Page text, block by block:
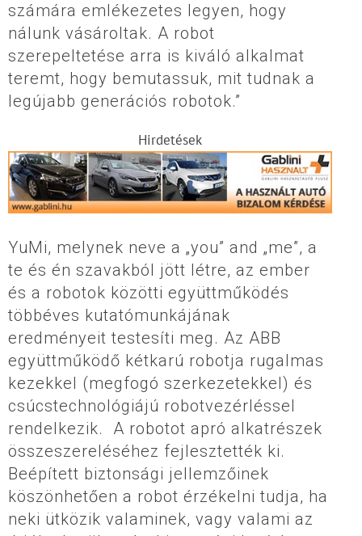
számára emlékezetes legyen, hogy
nálunk vásároltak. A robot
szerepeltetése arra is kiváló alkalmat
teremt, hogy bemutassuk, mit tudnak a
legújabb generációs robotok.”
Hirdetések
YuMi, melynek neve a „you” and „me”, a
te és én szavakból jött létre, az ember
és a robotok közötti együttműködés
többéves kutatómunkájának
eredményeit testesíti meg. Az ABB
együttműködő kétkarú robotja rugalmas
kezekkel (megfogó szerkezetekkel) és
csúcstechnológiájú robotvezérléssel
rendelkezik. A robotot apró alkatrészek
összeszereléséhez fejlesztették ki.
Beépített biztonsági jellemzőinek
köszönhetően a robot érzékelni tudja, ha
neki ütközik valaminek, vagy valami az